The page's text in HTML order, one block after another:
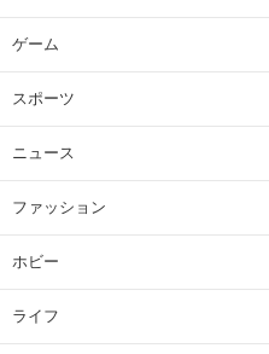
ゲーム
スポーツ
ニュース
ファッション
ホビー
ライフ